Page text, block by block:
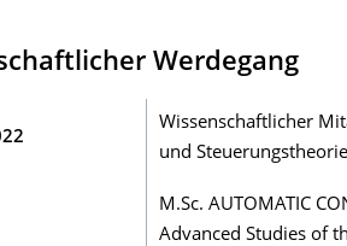
Werdegang
Wissenschaftlicher
und Steuerungstheorie
M.Sc. AUTOMATIC
Advanced Studies of